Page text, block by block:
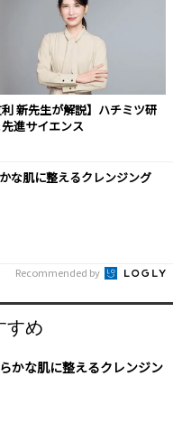
利 新先生が解説】ハチミツ研
進サイエンス
な肌に整えるクレンジング
Recommended by
すめ
かな肌に整えるクレンジン